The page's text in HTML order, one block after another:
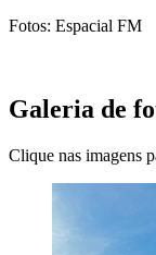
Fotos: Espacial FM
Galeria de
Clique nas imagens